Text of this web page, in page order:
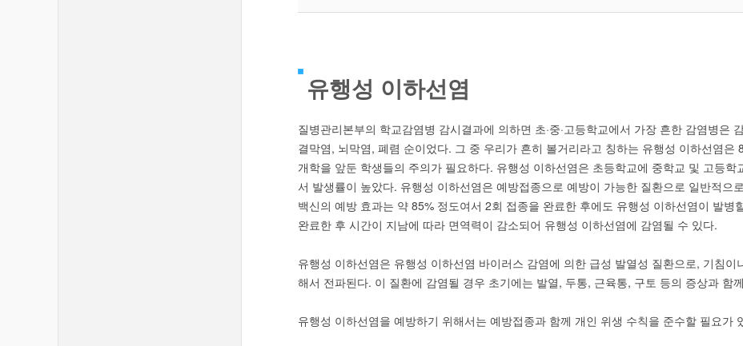
유행성 이하선염
질병관리본부의 학교감염병 감시결과에 의하면 초·중·고등학교에서 가장 흔한 감염병은
결막염, 뇌막염, 폐렴 순이었다. 그 중 우리가 흔히 볼거리라고 칭하는 유행성 이하선염은
개학을 앞둔 학생들의 주의가 필요하다. 유행성 이하선염은 초등학교에 중학교 및 고등
서 발생률이 높았다. 유행성 이하선염은 예방접종으로 예방이 가능한 질환으로 일반적으
백신의 예방 효과는 약 85% 정도여서 2회 접종을 완료한 후에도 유행성 이하선염이 발병
완료한 후 시간이 지남에 따라 면역력이 감소되어 유행성 이하선염에 감염될 수 있다.
유행성 이하선염은 유행성 이하선염 바이러스 감염에 의한 급성 발열성 질환으로, 기침
해서 전파된다. 이 질환에 감염될 경우 초기에는 발열, 두통, 근육통, 구토 등의 증상과 함
유행성 이하선염을 예방하기 위해서는 예방접종과 함께 개인 위생 수칙을 준수할 필요가